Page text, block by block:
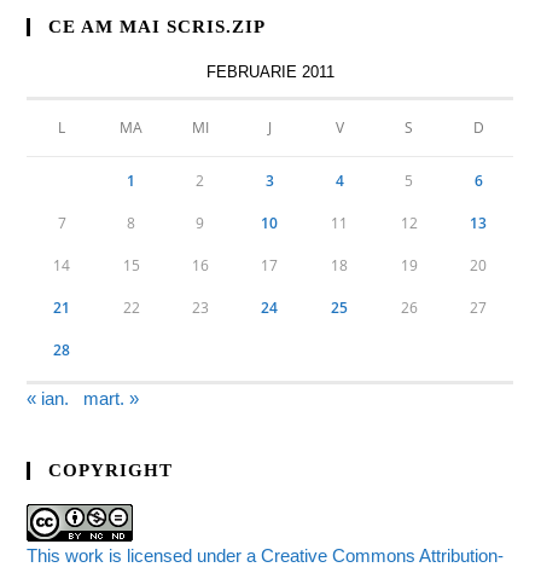
CE AM MAI SCRIS.ZIP
FEBRUARIE 2011
L MA MI J V S D
1 2 3 4 5 6
7 8 9 10 11 12 13
14 15 16 17 18 19 20
21 22 23 24 25 26 27
28
« ian. mart. »
COPYRIGHT
This work is licensed under a Creative Commons Attribution-